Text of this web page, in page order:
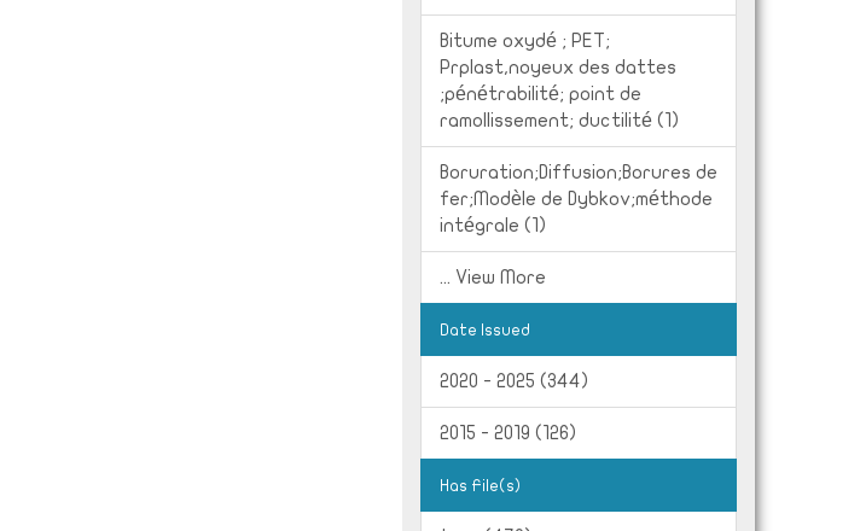
Bitume oxydé ; PET;
Prplast,noyeux des dattes
;pénétrabilité; point de
ramollissement; ductilité (1)
Boruration;Diffusion;Borures de
fer;Modèle de Dybkov;méthode
intégrale (1)
... View More
Date Issued
2020 - 2025 (344)
2015 - 2019 (126)
Has File(s)